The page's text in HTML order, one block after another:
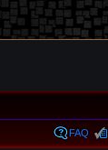
FAQ